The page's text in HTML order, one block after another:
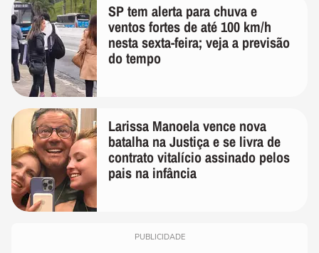
SP tem alerta para chuva e
ventos fortes de até 100 km/h
nesta sexta-feira; veja a previsão
do tempo
Larissa Manoela vence nova
batalha na Justiça e se livra de
contrato vitalício assinado pelos
pais na infância
PUBLICIDADE